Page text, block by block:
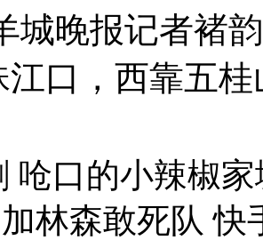
城晚报记者褚
江口，西靠五
呛口的小辣椒
加林森敢死队